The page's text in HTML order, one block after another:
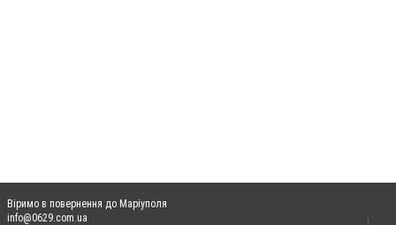
Віримо в повернення до Маріуполя
info@0629.com.ua